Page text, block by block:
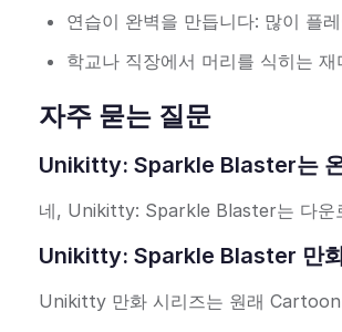
연습이 완벽을 만듭니다: 많이 플
학교나 직장에서 머리를 식히는
자주 묻는 질문
Unikitty: Sparkle Blaster는
네, Unikitty: Sparkle Blaster는 다운
Unikitty: Sparkle Blaster 만
Unikitty 만화 시리즈는 원래